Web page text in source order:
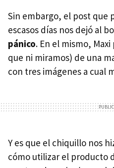
Sin embargo, el post que
escasos días nos dejó al
pánico. En el mismo,
que ni miramos) de una
con tres imágenes a cual
Y es que el chiquillo nos
cómo utilizar el producto